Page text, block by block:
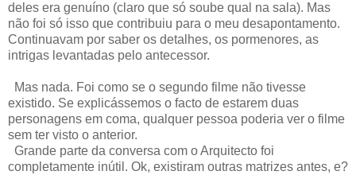
deles era genuíno (claro que só soube qual na sala). Mas
não foi só isso que contribuiu para o meu desapontamento.
Continuavam por saber os detalhes, os pormenores, as
intrigas levantadas pelo antecessor.
Mas nada. Foi como se o segundo filme não tivesse
existido. Se explicássemos o facto de estarem duas
personagens em coma, qualquer pessoa poderia ver o filme
sem ter visto o anterior.
Grande parte da conversa com o Arquitecto foi
completamente inútil. Ok, existiram outras matrizes antes, e?